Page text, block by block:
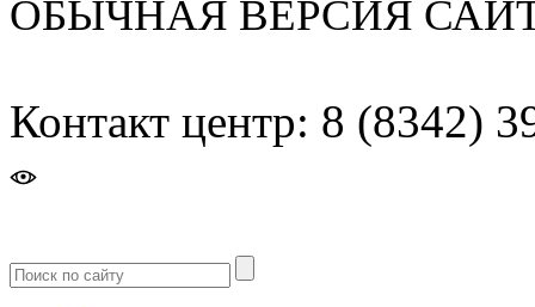
ОБЫЧНАЯ ВЕРСИЯ
Контакт центр: 8 (8342)